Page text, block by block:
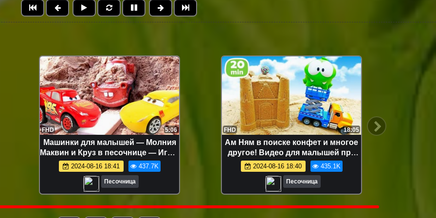
FHD 5:06
Машинки для малышей — Молния
Маквин и Круз в песочнице — Игры
для самых маленьких
2024-08-16 18:41 437.7K
Песочница
FHD 18:05
Ам Ням в поиске конфет и многое
другое! Видео для малышей про
игрушки
2024-08-16 18:40 435.1K
Песочница